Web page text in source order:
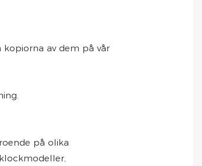
kopiorna av dem på vår
på olika